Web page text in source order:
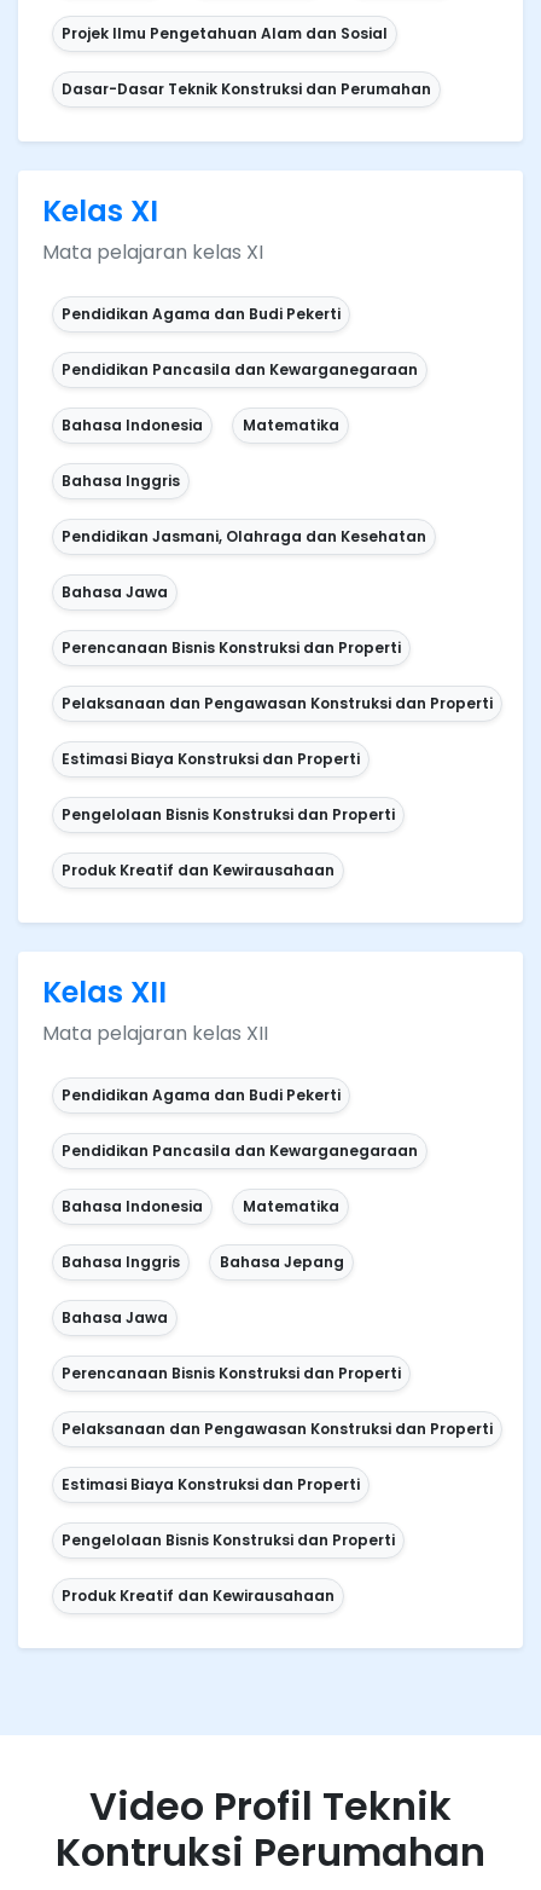
Projek Ilmu Pengetahuan Alam dan Sosial
Dasar-Dasar Teknik Konstruksi dan Perumahan
Kelas XI
Mata pelajaran kelas XI
Pendidikan Agama dan Budi Pekerti
Pendidikan Pancasila dan Kewarganegaraan
Bahasa Indonesia Matematika
Bahasa Inggris
Pendidikan Jasmani, Olahraga dan Kesehatan
Bahasa Jawa
Perencanaan Bisnis Konstruksi dan Properti
Pelaksanaan dan Pengawasan Konstruksi dan Properti
Estimasi Biaya Konstruksi dan Properti
Pengelolaan Bisnis Konstruksi dan Properti
Produk Kreatif dan Kewirausahaan
Kelas XII
Mata pelajaran kelas XII
Pendidikan Agama dan Budi Pekerti
Pendidikan Pancasila dan Kewarganegaraan
Bahasa Indonesia Matematika
Bahasa Inggris Bahasa Jepang
Bahasa Jawa
Perencanaan Bisnis Konstruksi dan Properti
Pelaksanaan dan Pengawasan Konstruksi dan Properti
Estimasi Biaya Konstruksi dan Properti
Pengelolaan Bisnis Konstruksi dan Properti
Produk Kreatif dan Kewirausahaan
Video Profil Teknik
Kontruksi Perumahan